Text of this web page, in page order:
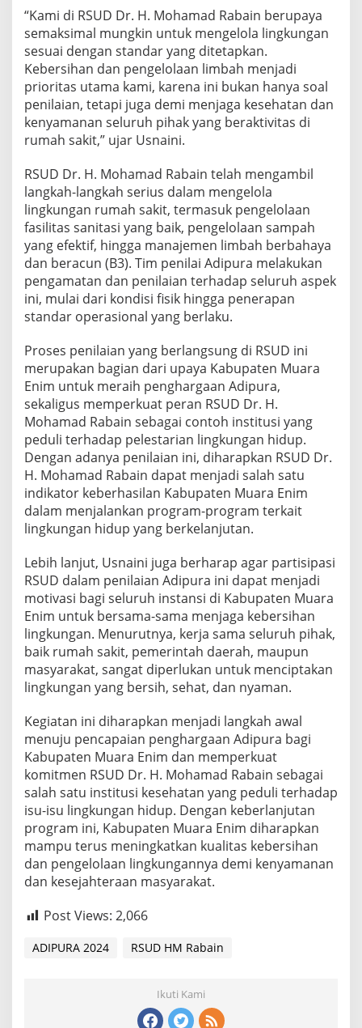
“Kami di RSUD Dr. H. Mohamad Rabain berupaya
semaksimal mungkin untuk mengelola lingkungan
sesuai dengan standar yang ditetapkan.
Kebersihan dan pengelolaan limbah menjadi
prioritas utama kami, karena ini bukan hanya soal
penilaian, tetapi juga demi menjaga kesehatan dan
kenyamanan seluruh pihak yang beraktivitas di
rumah sakit,” ujar Usnaini.
RSUD Dr. H. Mohamad Rabain telah mengambil
langkah-langkah serius dalam mengelola
lingkungan rumah sakit, termasuk pengelolaan
fasilitas sanitasi yang baik, pengelolaan sampah
yang efektif, hingga manajemen limbah berbahaya
dan beracun (B3). Tim penilai Adipura melakukan
pengamatan dan penilaian terhadap seluruh aspek
ini, mulai dari kondisi fisik hingga penerapan
standar operasional yang berlaku.
Proses penilaian yang berlangsung di RSUD ini
merupakan bagian dari upaya Kabupaten Muara
Enim untuk meraih penghargaan Adipura,
sekaligus memperkuat peran RSUD Dr. H.
Mohamad Rabain sebagai contoh institusi yang
peduli terhadap pelestarian lingkungan hidup.
Dengan adanya penilaian ini, diharapkan RSUD Dr.
H. Mohamad Rabain dapat menjadi salah satu
indikator keberhasilan Kabupaten Muara Enim
dalam menjalankan program-program terkait
lingkungan hidup yang berkelanjutan.
Lebih lanjut, Usnaini juga berharap agar partisipasi
RSUD dalam penilaian Adipura ini dapat menjadi
motivasi bagi seluruh instansi di Kabupaten Muara
Enim untuk bersama-sama menjaga kebersihan
lingkungan. Menurutnya, kerja sama seluruh pihak,
baik rumah sakit, pemerintah daerah, maupun
masyarakat, sangat diperlukan untuk menciptakan
lingkungan yang bersih, sehat, dan nyaman.
Kegiatan ini diharapkan menjadi langkah awal
menuju pencapaian penghargaan Adipura bagi
Kabupaten Muara Enim dan memperkuat
komitmen RSUD Dr. H. Mohamad Rabain sebagai
salah satu institusi kesehatan yang peduli terhadap
isu-isu lingkungan hidup. Dengan keberlanjutan
program ini, Kabupaten Muara Enim diharapkan
mampu terus meningkatkan kualitas kebersihan
dan pengelolaan lingkungannya demi kenyamanan
dan kesejahteraan masyarakat.
Post Views: 2,066
ADIPURA 2024 RSUD HM Rabain
Ikuti Kami